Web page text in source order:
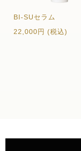
BI-SUセラム
22,000円 (税込)